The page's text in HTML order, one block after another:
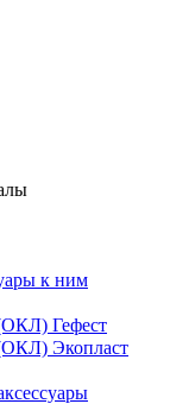
к ним
Гефест
Экопласт